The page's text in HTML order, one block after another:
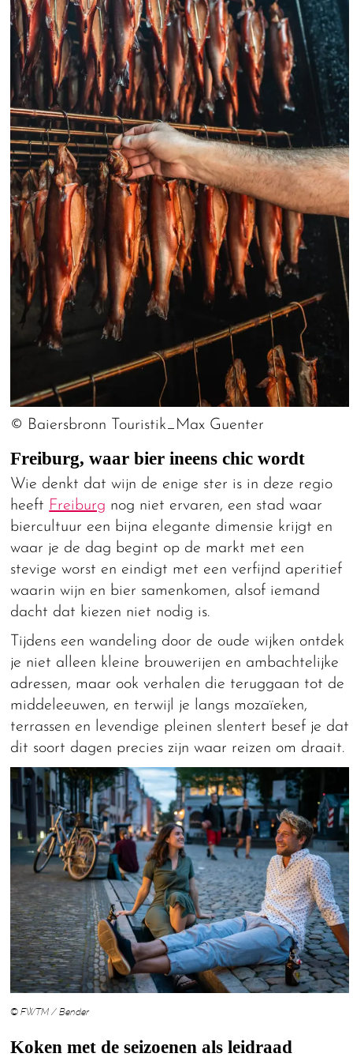
© Baiersbronn Touristik_Max Guenter
Freiburg, waar bier ineens chic wordt
Wie denkt dat wijn de enige ster is in deze regio
heeft Freiburg nog niet ervaren, een stad waar
biercultuur een bijna elegante dimensie krijgt en
waar je de dag begint op de markt met een
stevige worst en eindigt met een verfijnd aperitief
waarin wijn en bier samenkomen, alsof iemand
dacht dat kiezen niet nodig is.
Tijdens een wandeling door de oude wijken ontdek
je niet alleen kleine brouwerijen en ambachtelijke
adressen, maar ook verhalen die teruggaan tot de
middeleeuwen, en terwijl je langs mozaïeken,
terrassen en levendige pleinen slentert besef je dat
dit soort dagen precies zijn waar reizen om draait.
© FWTM / Bender
Koken met de seizoenen als leidraad